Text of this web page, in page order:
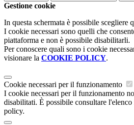
Gestione cookie
In questa schermata è possibile scegliere
I cookie necessari sono quelli che
piattaforma e non è possibile disabilitarli.
Per conoscere quali sono i cookie
visionare la COOKIE POLICY.
Cookie necessari per il funzionamento
I cookie necessari per il funzionamento
disabilitati. È possibile consultare
policy.